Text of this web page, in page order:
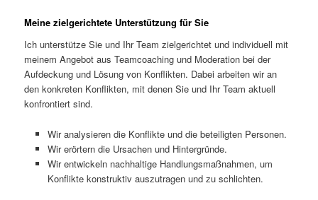
Meine zielgerichtete Unterstützung für Sie
Ich unterstütze Sie und Ihr Team zielgerichtet und individuell mit
meinem Angebot aus Teamcoaching und Moderation bei der
Aufdeckung und Lösung von Konflikten. Dabei arbeiten wir an
den konkreten Konflikten, mit denen Sie und Ihr Team aktuell
konfrontiert sind.
Wir analysieren die Konflikte und die beteiligten Personen.
Wir erörtern die Ursachen und Hintergründe.
Wir entwickeln nachhaltige Handlungsmaßnahmen, um
Konflikte konstruktiv auszutragen und zu schlichten.